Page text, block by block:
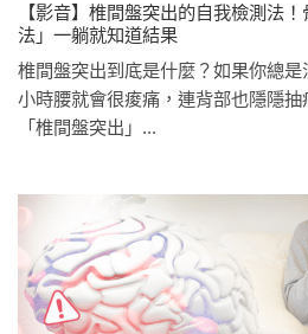
【影音】椎間盤突出的自我檢測法
法」一躺就知道結果
椎間盤突出到底是什麼？如果你總
小時腰就會很痠痛，連背部也隱隱
「椎間盤突出」...